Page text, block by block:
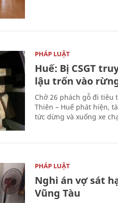
PHÁP LUẬT
Huế: Bị CSGT
lậu trốn vào
Chở 26 phách gỗ đi tiêu
Thiên – Huế phát hiện,
tức dừng và xuống xe
PHÁP LUẬT
Nghi án vợ sát
Vũng Tàu